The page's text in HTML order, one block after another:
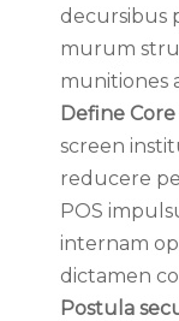
decursibus
murum
munitiones
Define
screen
reducere
POS
internam
dictamen
Postula